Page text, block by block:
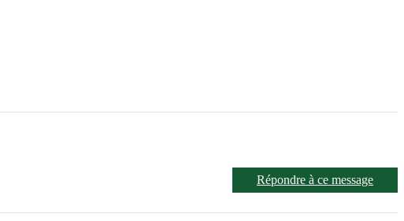
Répondre à ce message